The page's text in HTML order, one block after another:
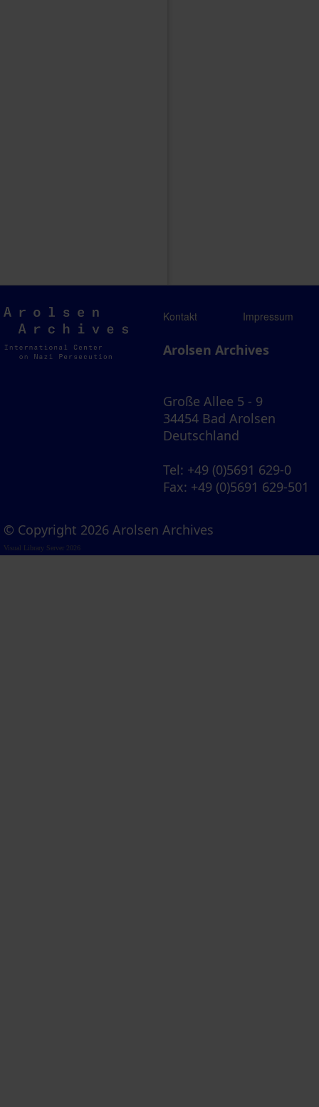
Arolsen
Archives
Kontakt Impressum
Arolsen Archives
Große Allee 5 - 9
34454 Bad Arolsen
Deutschland
Tel: +49 (0)5691 629-0
Fax: +49 (0)5691 629-501
© Copyright 2026 Arolsen Archives
Visual Library Server 2026